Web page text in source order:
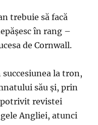
trebuie să facă
în rang –
de Cornwall.
la tron,
său şi, prin
potrivit revistei
Angliei, atunci